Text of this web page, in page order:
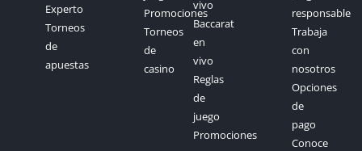
Experto
Torneos
de
apuestas
Promociones
Torneos
de
casino
vivo
Baccarat
en
vivo
Reglas
de
juego
Promociones
responsable
Trabaja
con
nosotros
Opciones
de
pago
Conoce